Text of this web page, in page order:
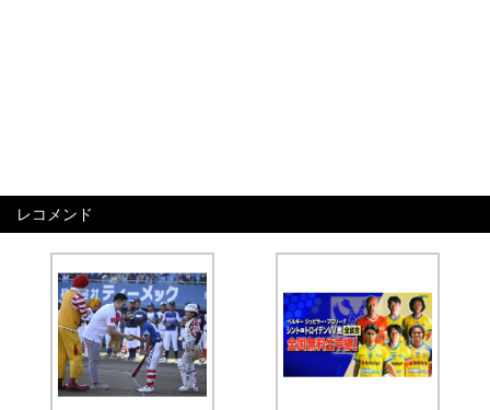
レコメンド